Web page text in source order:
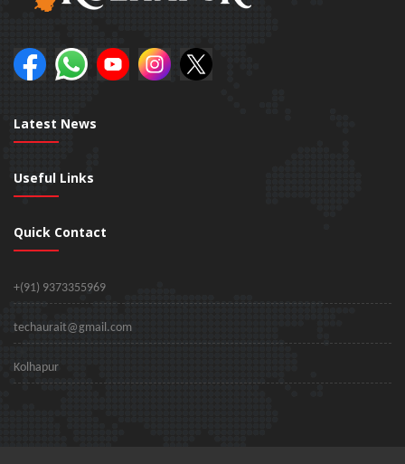
Latest News
Useful Links
Quick Contact
+(91) 9373355969
techaurait@gmail.com
Kolhapur